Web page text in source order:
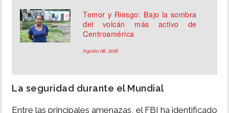
Temor y Riesgo: Bajo la sombra
del volcán más activo de
Centroamérica
Agosto 08, 2026
La seguridad durante el Mundial
Entre las principales amenazas, el FBI ha identificado